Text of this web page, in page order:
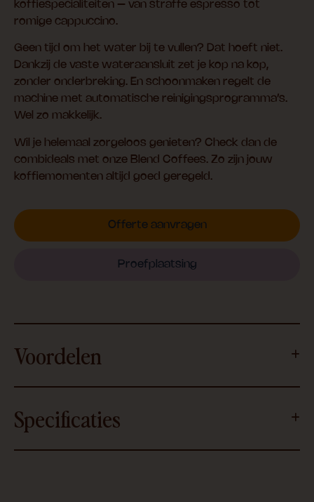
koffiespecialiteiten – van straffe espresso tot
romige cappuccino.
Geen tijd om het water bij te vullen? Dat hoeft niet.
Dankzij de vaste wateraansluit zet je kop na kop,
zonder onderbreking. En schoonmaken regelt de
machine met automatische reinigingsprogramma’s.
Wel zo makkelijk.
Wil je helemaal zorgeloos genieten? Check dan de
combideals met onze Blend Coffees. Zo zijn jouw
koffiemomenten altijd goed geregeld.
Offerte aanvragen
Proefplaatsing
Voordelen
Specificaties